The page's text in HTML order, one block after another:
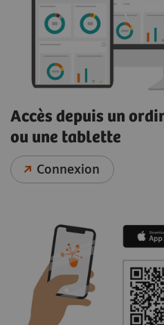
Accès depuis un
ou une tablette
Connexion